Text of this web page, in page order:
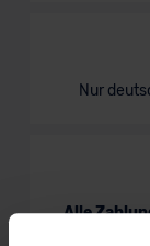
Nur
Alle